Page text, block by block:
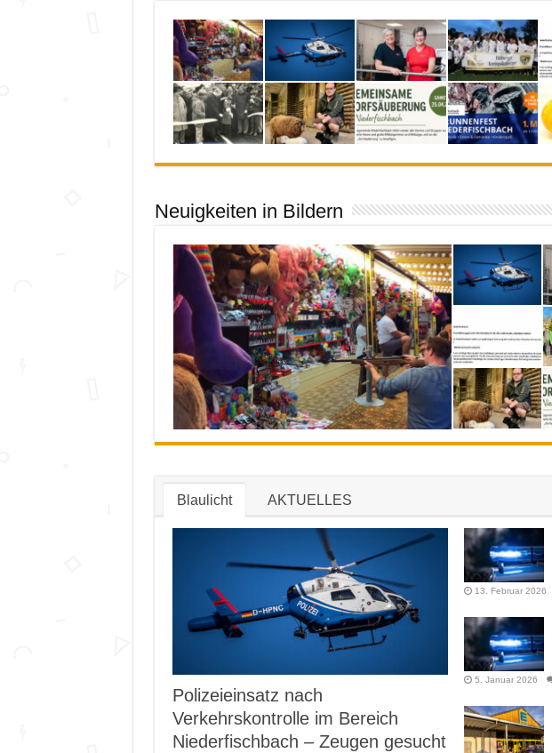
Neuigkeiten in Bildern
Blaulicht AKTUELLES
Polizeieinsatz nach
Verkehrskontrolle im Bereich
Niederfischbach – Zeugen gesucht
13. Februar 2026
5. Januar 2026